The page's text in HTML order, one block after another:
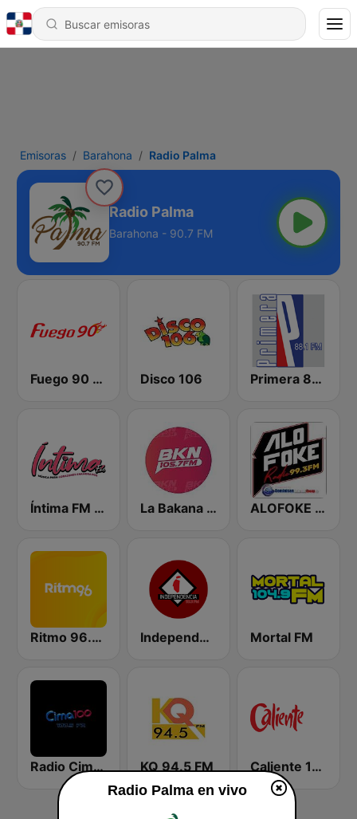
Emisoras Barahona Radio Palma
Radio Palma
Barahona - 90.7 FM
Fuego 90 La Salsera Disco 106 Primera 88.1 FM
Íntima FM Santiago La Bakana FM ALOFOKE 99.3 FM
Ritmo 96.5 FM Independencia FM Mortal FM
Radio Cima 100.5 FM KQ 94.5 FM Caliente 104.1 FM
Radio Palma en vivo